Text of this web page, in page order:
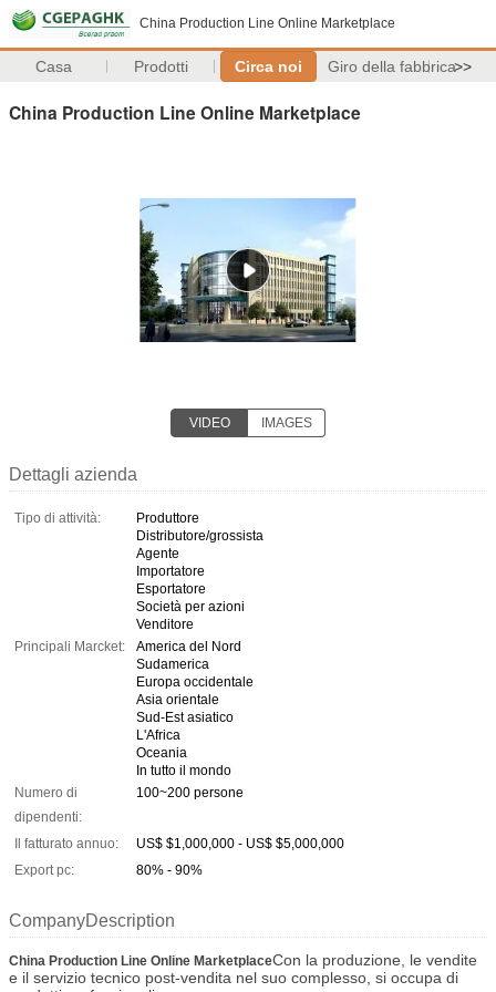
China Production Line Online Marketplace
Casa Prodotti Circa noi Giro della fabbrica>>
China Production Line Online Marketplace
VIDEO IMAGES
Dettagli azienda
Tipo di attività:
Produttore
Distributore/grossista
Agente
Importatore
Esportatore
Società per azioni
Venditore
Principali Marcket:
America del Nord
Sudamerica
Europa occidentale
Asia orientale
Sud-Est asiatico
L'Africa
Oceania
In tutto il mondo
Numero di
dipendenti:
100~200 persone
Il fatturato annuo:
US$ $1,000,000 - US$ $5,000,000
Export pc:
80% - 90%
CompanyDescription
China Production Line Online MarketplaceCon la produzione, le vendite
e il servizio tecnico post-vendita nel suo complesso, si occupa di